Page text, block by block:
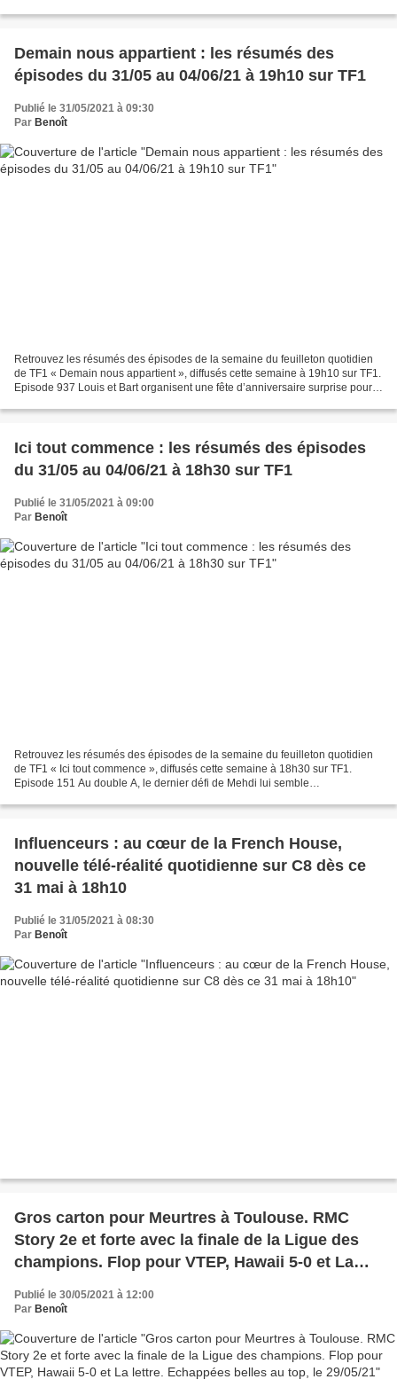
Demain nous appartient : les résumés des
épisodes du 31/05 au 04/06/21 à 19h10 sur TF1
Publié le 31/05/2021 à 09:30
Par Benoît
Retrouvez les résumés des épisodes de la semaine du feuilleton quotidien
de TF1 « Demain nous appartient », diffusés cette semaine à 19h10 sur TF1.
Episode 937 Louis et Bart organisent une fête d’anniversaire surprise pour
Ici tout commence : les résumés des épisodes
du 31/05 au 04/06/21 à 18h30 sur TF1
Publié le 31/05/2021 à 09:00
Par Benoît
Retrouvez les résumés des épisodes de la semaine du feuilleton quotidien
de TF1 « Ici tout commence », diffusés cette semaine à 18h30 sur TF1.
Episode 151 Au double A, le dernier défi de Mehdi lui semble
Influenceurs : au cœur de la French House,
nouvelle télé-réalité quotidienne sur C8 dès ce
31 mai à 18h10
Publié le 31/05/2021 à 08:30
Par Benoît
Gros carton pour Meurtres à Toulouse. RMC
Story 2e et forte avec la finale de la Ligue des
champions. Flop pour VTEP, Hawaii 5-0 et La
lettre. Echappées belles au top, le 29/05/21
Publié le 30/05/2021 à 12:00
Par Benoît